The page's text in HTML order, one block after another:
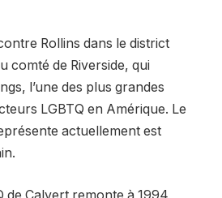
Rollins dans le district
comté de Riverside, qui
l’une des plus grandes
LGBTQ en Amérique. Le
actuellement est